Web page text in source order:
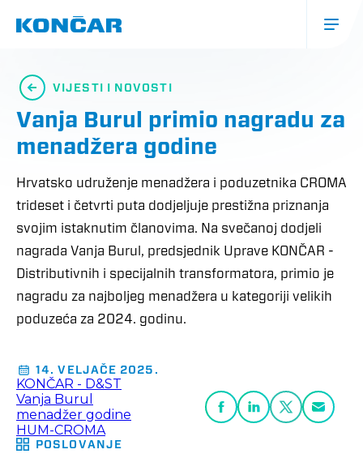
navigacija
(mobile)
VIJESTI I NOVOSTI
Vanja Burul primio nagradu za
menadžera godine
Hrvatsko udruženje menadžera i poduzetnika CROMA
trideset i četvrti puta dodjeljuje prestižna priznanja
svojim istaknutim članovima. Na svečanoj dodjeli
nagrada Vanja Burul, predsjednik Uprave KONČAR -
Distributivnih i specijalnih transformatora, primio je
nagradu za najboljeg menadžera u kategoriji velikih
poduzeća za 2024. godinu.
14. VELJAČE 2025.
POSLOVANJE
KONČAR - D&ST
Vanja Burul
menadžer godine
HUM-CROMA